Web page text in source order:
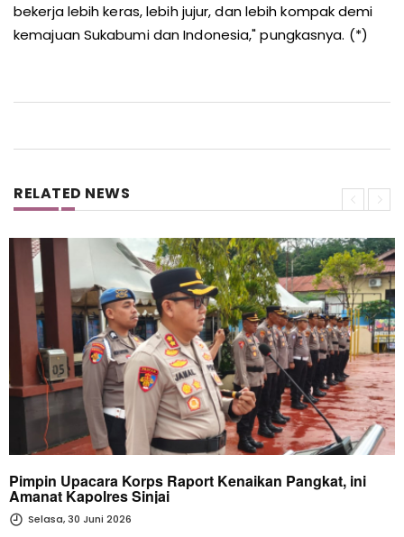
bekerja lebih keras, lebih jujur, dan lebih kompak demi
kemajuan Sukabumi dan Indonesia," pungkasnya. (*)
RELATED NEWS
Pimpin Upacara Korps Raport Kenaikan Pangkat, ini
Amanat Kapolres Sinjai
Selasa, 30 Juni 2026